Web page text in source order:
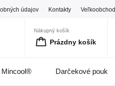
údajov Kontakty
Nákupný košík
Prázdny košík
Mincool® Darčekové